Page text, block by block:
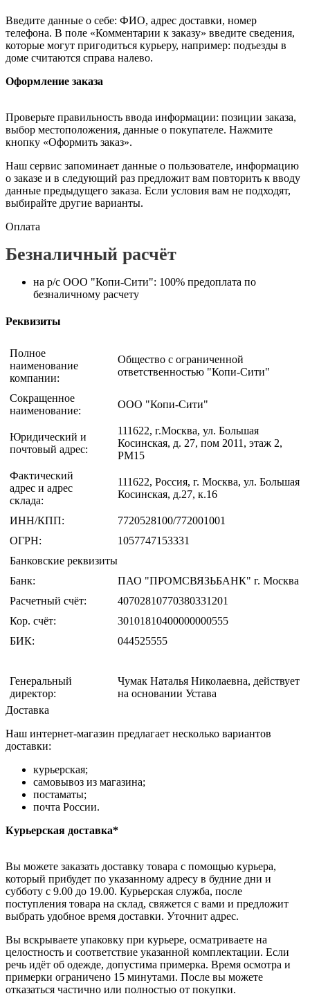
Введите данные о себе: ФИО, адрес доставки, номер
телефона. В поле «Комментарии к заказу» введите сведения,
которые могут пригодиться курьеру, например: подъезды в
доме считаются справа налево.
Оформление заказа
Проверьте правильность ввода информации: позиции заказа,
выбор местоположения, данные о покупателе. Нажмите
кнопку «Оформить заказ».
Наш сервис запоминает данные о пользователе, информацию
о заказе и в следующий раз предложит вам повторить к вводу
данные предыдущего заказа. Если условия вам не подходят,
выбирайте другие варианты.
Оплата
Безналичный расчёт
на р/с ООО "Копи-Сити": 100% предоплата по
безналичному расчету
Реквизиты
Полное
наименование
компании:
Общество с ограниченной
ответственностью "Копи-Сити"
Сокращенное
наименование:
ООО "Копи-Сити"
Юридический и
почтовый адрес:
111622, г.Москва, ул. Большая
Косинская, д. 27, пом 2011, этаж 2,
РМ15
Фактический
адрес и адрес
склада:
111622, Россия, г. Москва, ул. Большая
Косинская, д.27, к.16
ИНН/КПП:
7720528100/772001001
ОГРН:
1057747153331
Банковские реквизиты
Банк:
ПАО "ПРОМСВЯЗЬБАНК" г. Москва
Расчетный счёт:
40702810770380331201
Кор. счёт:
30101810400000000555
БИК:
044525555
Генеральный
директор:
Чумак Наталья Николаевна, действует
на основании Устава
Доставка
Наш интернет-магазин предлагает несколько вариантов
доставки:
курьерская;
самовывоз из магазина;
постаматы;
почта России.
Курьерская доставка*
Вы можете заказать доставку товара с помощью курьера,
который прибудет по указанному адресу в будние дни и
субботу с 9.00 до 19.00. Курьерская служба, после
поступления товара на склад, свяжется с вами и предложит
выбрать удобное время доставки. Уточнит адрес.
Вы вскрываете упаковку при курьере, осматриваете на
целостность и соответствие указанной комплектации. Если
речь идёт об одежде, допустима примерка. Время осмотра и
примерки ограничено 15 минутами. После вы можете
отказаться частично или полностью от покупки.